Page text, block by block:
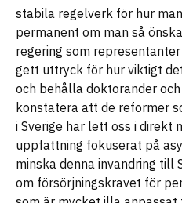
stabila regelverk för hur
permanent om man så
regering som
gett uttryck för hur viktigt
och behålla doktorander
konstatera att de reformer
i Sverige har lett oss i direkt
uppfattning fokuserat på
minska denna invandring till
om försörjningskravet för